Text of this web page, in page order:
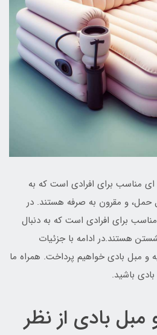
ای مناسب برای افرادی است که به
حمل، و مقرون به صرفه هستند. در
برای افرادی است که به دنبال
هستند.در ادامه با جزئیات
و مبل بادی خواهیم پرداخت. همراه ما
مبل بادی از نظر